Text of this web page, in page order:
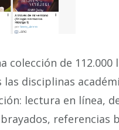
de
disciplinas
lectura en línea,
referencias